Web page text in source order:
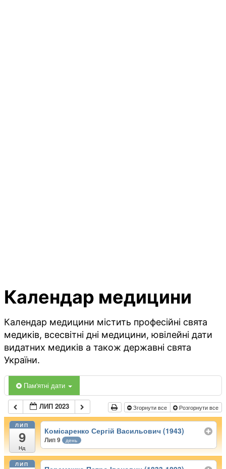
Календар медицини
Календар медицини містить професійні свята
медиків, всесвітні дні медицини, ювілейні дати
видатних медиків а також державні свята
України.
Пам'ятні дати
ЛИП 2023 Згорнути все Розгорнути все
ЛИП
9
Нд
Комісаренко Сергій Васильович (1943)
Лип 9 день
ЛИП